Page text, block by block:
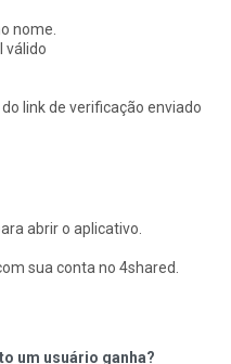
nome.
válido
link de verificação enviado
abrir o aplicativo.
sua conta no 4shared.
um usuário ganha?